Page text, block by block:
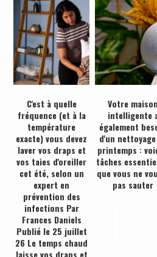
C'est à quelle
fréquence (et à la
température
exacte) vous devez
laver vos draps et
vos taies d'oreiller
cet été, selon un
expert en
prévention des
infections Par
Frances Daniels
Publié le 25 juillet
26 Le temps chaud
laisse vos draps et
Votre maison
intelligente
également
d'un
printemps :
tâches
que vous ne
pas sauter